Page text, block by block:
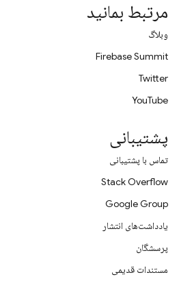
مرتبط بمانید
وبلاگ
Firebase Summit
Twitter
YouTube
پشتیبانی
تماس با پشتیبانی
Stack Overflow
Google Group
یادداشت‌های انتشار
پرسشگان
مستندات قدیمی